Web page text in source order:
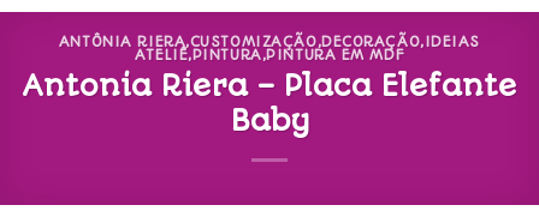
ANTÔNIA RIERA,CUSTOMIZAÇÃO,DECORAÇÃO, IDEIAS
ATELIÊ, PINTURA,PINTURA EM MDF
Antonia Riera – Placa Elefante
Baby